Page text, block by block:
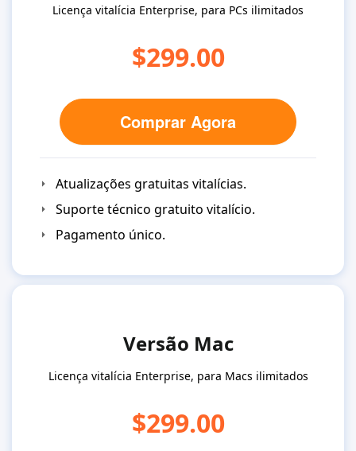
Licença vitalícia Enterprise, para PCs ilimitados
$299.00
Comprar Agora
Atualizações gratuitas vitalícias.
Suporte técnico gratuito vitalício.
Pagamento único.
Versão Mac
Licença vitalícia Enterprise, para Macs ilimitados
$299.00